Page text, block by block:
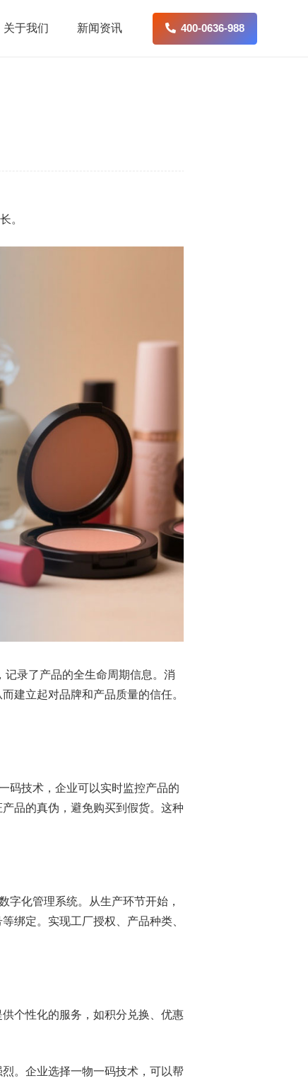
关于我们 新闻资讯 400-0636-988
。
记录了产品的全生命周期信息。消
建立起对品牌和产品质量的信任。
码技术，企业可以实时监控产品的
品的真伪，避免购买到假货。这种
字化管理系统。从生产环节开始，
绑定。实现工厂授权、产品种类、
个性化的服务，如积分兑换、优惠
。企业选择一物一码技术，可以帮